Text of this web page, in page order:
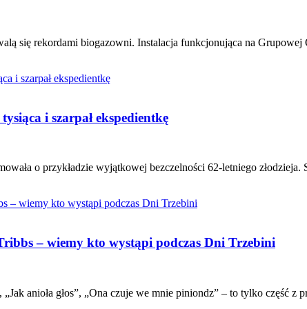
się rekordami biogazowni. Instalacja funkcjonująca na
i szarpał ekspedientkę
o przykładzie wyjątkowej bezczelności 62-letniego złodzieja.
– wiemy kto wystąpi podczas Dni Trzebini
anioła głos”, „Ona czuje we mnie piniondz” – to tylko część z